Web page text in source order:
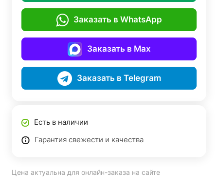
Заказать в WhatsApp
Заказать в Max
Заказать в Telegram
Есть в наличии
Гарантия свежести и качества
Цена актуальна для онлайн-заказа на сайте